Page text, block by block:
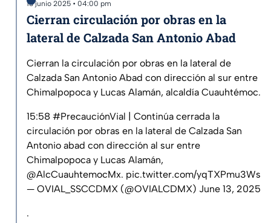
13 junio 2025 • 04:00 pm
Cierran circulación por obras en la
lateral de Calzada San Antonio Abad
Cierran la circulación por obras en la lateral de
Calzada San Antonio Abad con dirección al sur entre
Chimalpopoca y Lucas Alamán, alcaldía Cuauhtémoc.
15:58 #PrecauciónVial | Continúa cerrada la
circulación por obras en la lateral de Calzada San
Antonio abad con dirección al sur entre
Chimalpopoca y Lucas Alamán,
@AlcCuauhtemocMx. pic.twitter.com/yqTXPmu3Ws
— OVIAL_SSCCDMX (@OVIALCDMX) June 13, 2025
.